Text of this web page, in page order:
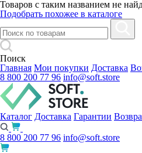
Товаров с таким названием не
Подобрать похожее в каталоге
Поиск
Главная Мои покупки Доставка
8 800 200 77 96 info@soft.store
Каталог Доставка Гарантии
8 800 200 77 96 info@soft.store